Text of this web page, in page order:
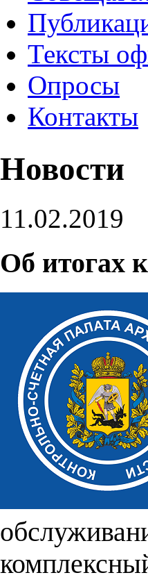
Тексты
Опросы
Контакты
Новости
11.02.2019
Об итогах